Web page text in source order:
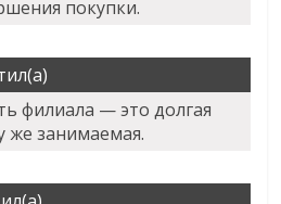
покупки.
филиала — это долгая
же занимаемая.